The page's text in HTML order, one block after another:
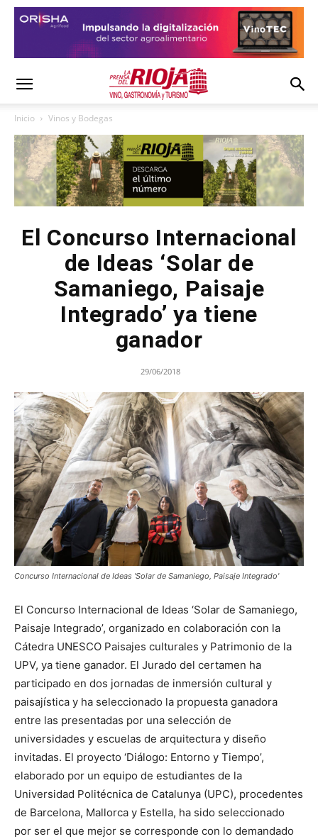
Inicio Vinos y Bodegas
El Concurso Internacional
de Ideas ‘Solar de
Samaniego, Paisaje
Integrado’ ya tiene
ganador
29/06/2018
Concurso Internacional de Ideas 'Solar de Samaniego, Paisaje Integrado'
El Concurso Internacional de Ideas ‘Solar de Samaniego,
Paisaje Integrado’, organizado en colaboración con la
Cátedra UNESCO Paisajes culturales y Patrimonio de la
UPV, ya tiene ganador. El Jurado del certamen ha
participado en dos jornadas de inmersión cultural y
paisajística y ha seleccionado la propuesta ganadora
entre las presentadas por una selección de
universidades y escuelas de arquitectura y diseño
invitadas. El proyecto ‘Diálogo: Entorno y Tiempo’,
elaborado por un equipo de estudiantes de la
Universidad Politécnica de Catalunya (UPC), procedentes
de Barcelona, Mallorca y Estella, ha sido seleccionado
por ser el que mejor se corresponde con lo demandado